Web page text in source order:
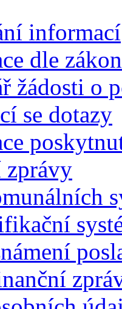
informací
dle
žádosti o
se dotazy